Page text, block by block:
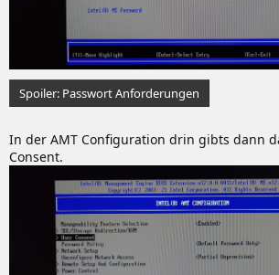
Spoiler: Passwort Anforderungen
In der AMT Configuration drin gibts dann
Consent.